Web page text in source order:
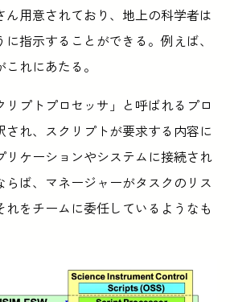
ん用意されており、地上の科学者は
指示することができる。例えば、
れにあたる。
リプトプロセッサ」と呼ばれるプロ
され、スクリプトが要求する内容に
リケーションやシステムに接続され
らば、マネージャーがタスクのリス
れをチームに委任しているようなも